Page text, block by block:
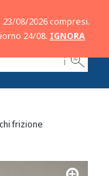
ℹ
frizione
08/2026 compresi.
24/08. IGNORA